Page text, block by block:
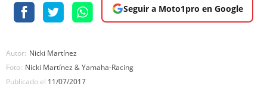
Seguir a Moto1pro en Google
Autor: Nicki Martínez
Foto: Nicki Martínez & Yamaha-Racing
Publicado el 11/07/2017